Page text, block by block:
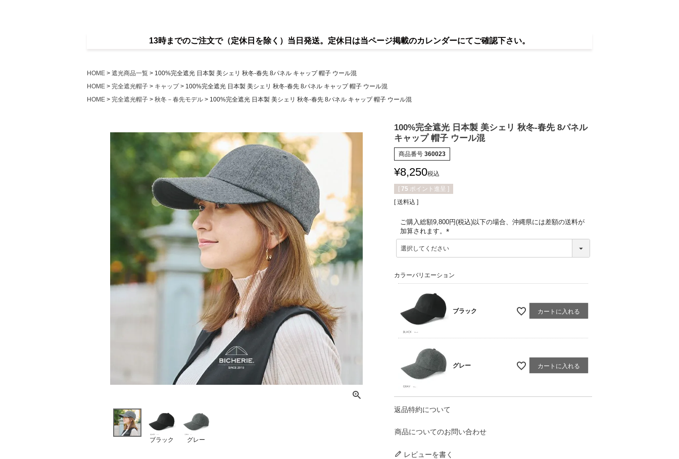
13時までのご注文で（定休日を除く）当日発送。定休日は当ページ掲載のカレンダーにてご確認下さい。
HOME 遮光商品一覧
100%完全遮光 日本製 美シェリ 秋冬-春先 8パネル キャップ 帽子 ウール混
HOME
完全遮光帽子 キャップ
100%完全遮光 日本製 美シェリ 秋冬-春先 8パネル キャップ 帽子 ウール混
HOME
完全遮光帽子 秋冬－春先モデル 100%完全遮光 日本製 美シェリ 秋冬-春先 8パネル キャップ 帽子 ウール混
ブラック グレー
100%完全遮光 日本製 美シェリ 秋冬-春先 8パネル
キャップ 帽子 ウール混
商品番号 360023
¥8,250税込
[ 75 ポイント進呈 ]
送料込
ご購入総額9,800円(税込)以下の場合、沖縄県には差額の送料が
加算されます。
(
必
須
カラーバリエーション
ブラック カートに入れる
グレー カートに入れる
返品特約について
商品についてのお問い合わせ
レビューを書く